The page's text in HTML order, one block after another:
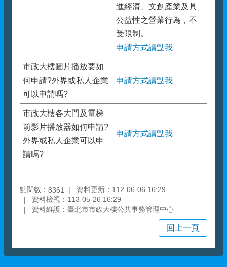
進經濟、文創產業及具
公益性之營業行為，不
受限制。
申請方式請點我
市政大樓圖片播放要如
何申請?外界或私人企業
可以申請嗎?
申請方式請點我
市政大樓各大門及電梯
前影片播放器如何申請?
外界或私人企業可以申
請嗎?
申請方式請點我
點閱數： 8361
資料更新：112-06-06 16:29
資料檢視：113-05-26 16:29
資料維護：臺北市市政大樓公共事務管理中心
回上一頁